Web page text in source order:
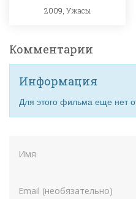
2009, Ужасы
Комментарии
Информация
Для этого фильма еще нет